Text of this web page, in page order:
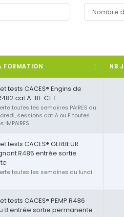
FORMATION NB
tests CACES® Engins de
cat A-B1-C1-F
toutes les semaines PAIRES du
sessions cat A ou F toutes
tests CACES® GERBEUR
R485 entrée sortie
toutes les semaines du lundi
tests CACES® PEMP R486
B entrée sortie permanente